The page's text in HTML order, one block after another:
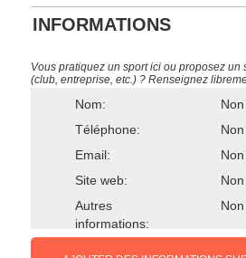
INFORMATIONS
Vous pratiquez un sport ici ou proposez un
(club, entreprise, etc.) ? Renseignez
Nom:
Téléphone:
Email:
Site web:
Autres
informations: